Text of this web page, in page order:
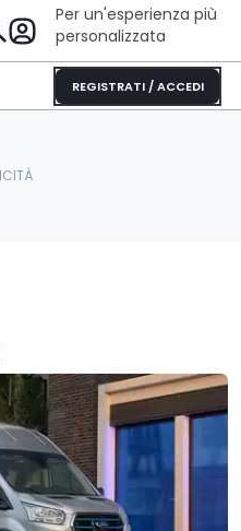
Per un'esperienza più
personalizzata
REGISTRATI / ACCEDI